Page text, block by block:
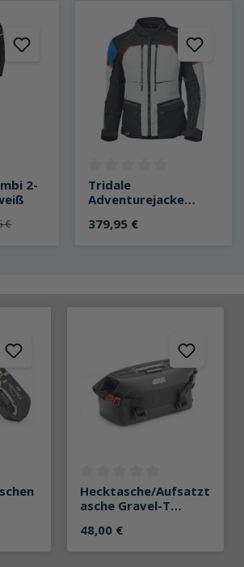
Bewertung von 5 von 5 Sternen
2-
€
Durchschnittliche Bewertung
Tridale
Adventurejacke
379,95 €
von 0 von 5 Sternen
Durchschnittliche Bewertung
Hecktasche/Aufsatzt
asche Gravel-T
5 Liter
48,00 €